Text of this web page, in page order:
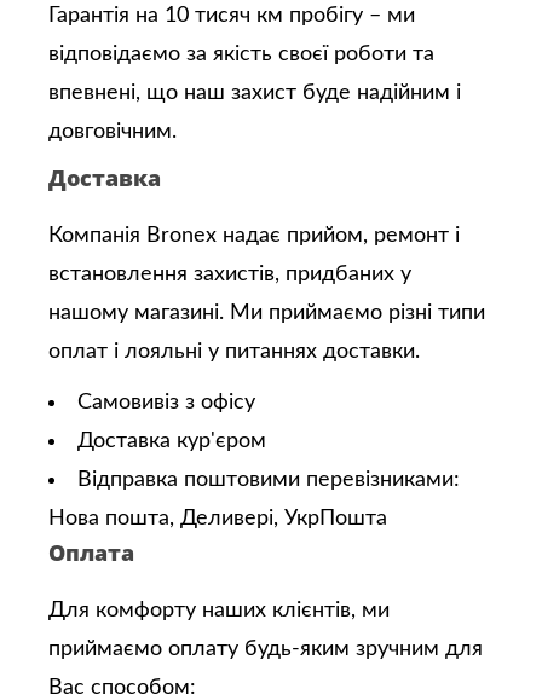
Гарантія на 10 тисяч км пробігу – ми
відповідаємо за якість своєї роботи та
впевнені, що наш захист буде надійним і
довговічним.
Доставка
Компанія Bronex надає прийом, ремонт і
встановлення захистів, придбаних у
нашому магазині. Ми приймаємо різні типи
оплат і лояльні у питаннях доставки.
Самовивіз з офісу
Доставка кур'єром
Відправка поштовими перевізниками:
Нова пошта, Деливері, УкрПошта
Оплата
Для комфорту наших клієнтів, ми
приймаємо оплату будь-яким зручним для
Вас способом: